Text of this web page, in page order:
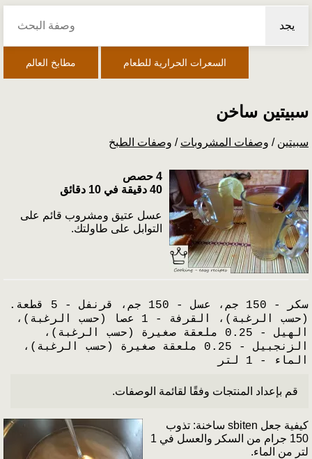
يجد
مطابخ العالم السعرات الحرارية للطعام
سبيتين ساخن
وصفات الطبخ / وصفات المشروبات / سبيتين
4 حصص
40 دقيقة في 10 دقائق
عسل عتيق ومشروب قائم على
التوابل على طاولتك.
سكر - 150 جم، عسل - 150 جم، قرنفل - 5 قطعة.
(حسب الرغبة)، القرفة - 1 عصا (حسب الرغبة)،
الهيل - 0.25 ملعقة صغيرة (حسب الرغبة)،
الزنجبيل - 0.25 ملعقة صغيرة (حسب الرغبة)،
الماء - 1 لتر
قم بإعداد المنتجات وفقًا لقائمة الوصفات.
كيفية جعل sbiten ساخنة: تذوب
150 جرام من السكر والعسل في 1
لتر من الماء.